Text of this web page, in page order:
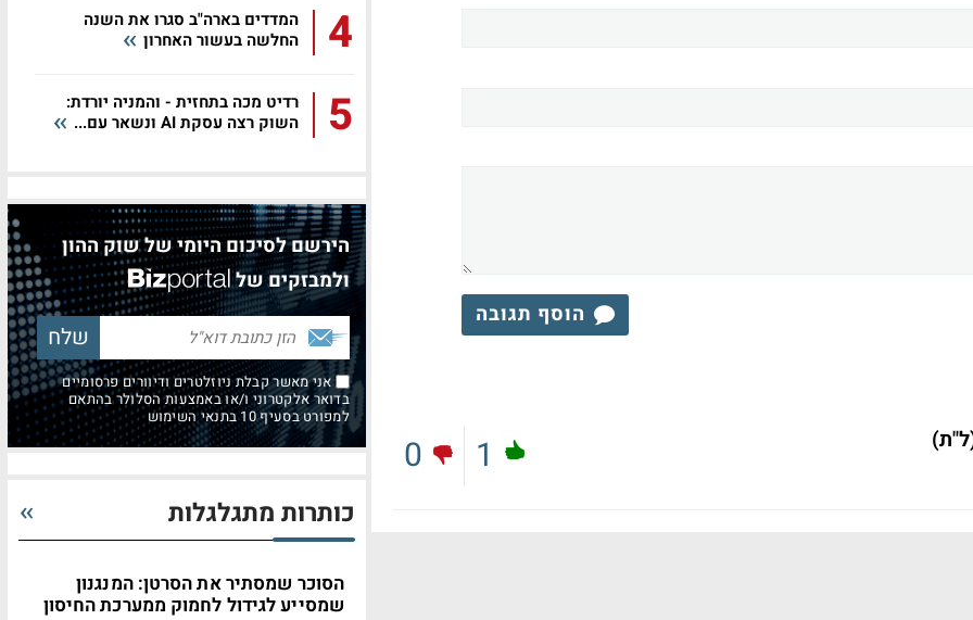
הוסף תגובה
1
0
4
המדדים בארה"ב סגרו את השנה
החלשה בעשור האחרון
5
רדיט מכה בתחזית - והמניה יורדת:
השוק רצה עסקת AI ונשאר עם...
הירשם לסיכום היומי של שוק ההון
ולמבזקים של
אני מאשר קבלת ניוזלטרים ודיוורים פרסומיים
בדואר אלקטרוני ו/או באמצעות הסלולר בהתאם
למפורט בסעיף 10 בתנאי השימוש
כותרות מתגלגלות
הסוכר שמסתיר את הסרטן: המנגנון
שמסייע לגידול לחמוק ממערכת החיסון